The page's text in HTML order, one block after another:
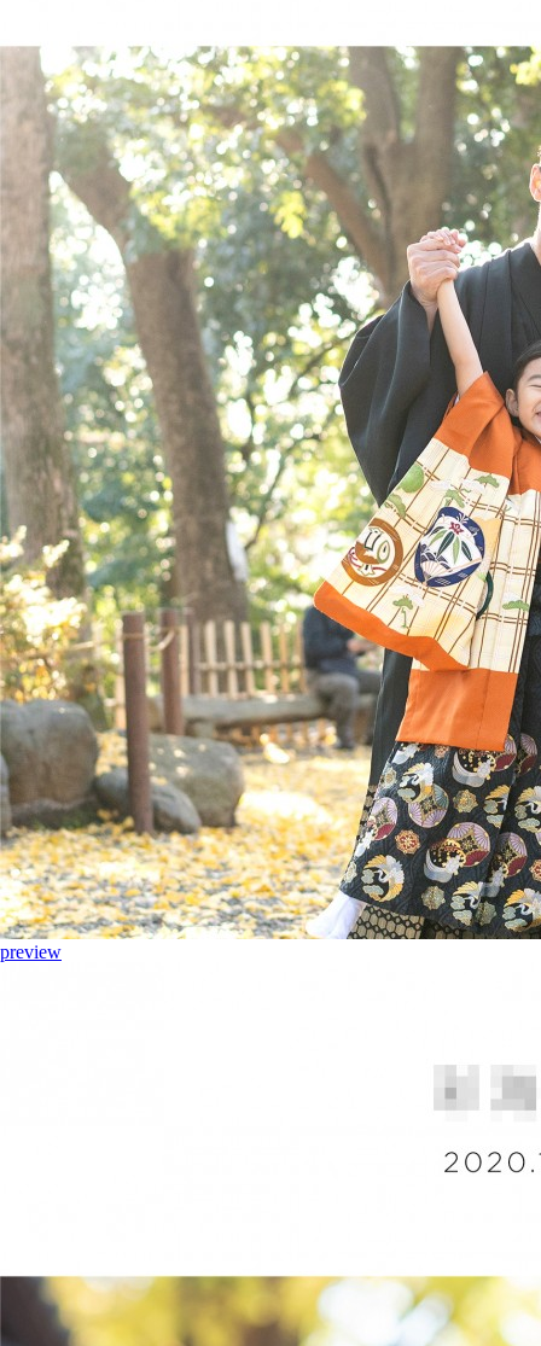
preview